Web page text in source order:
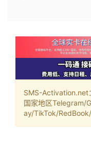
SMS-Activation.net
国家地区Telegram/
ay/TikTok/